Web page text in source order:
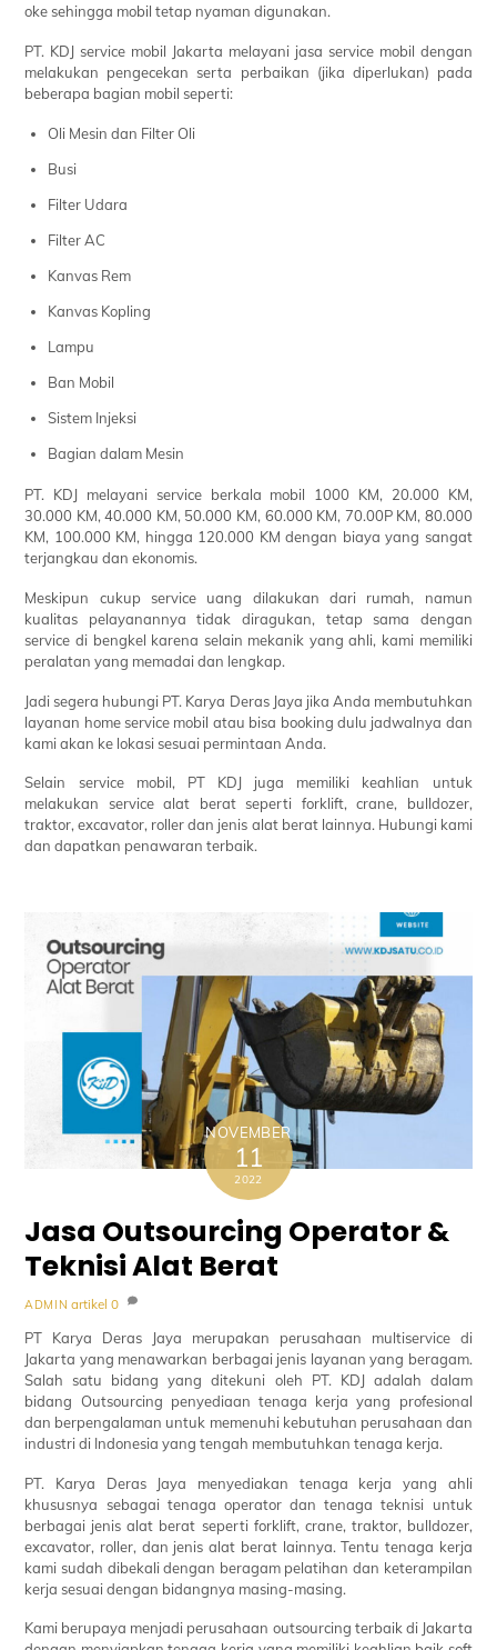
oke sehingga mobil tetap nyaman digunakan.
PT. KDJ service mobil Jakarta melayani jasa service mobil dengan
melakukan pengecekan serta perbaikan (jika diperlukan) pada
beberapa bagian mobil seperti:
Oli Mesin dan Filter Oli
Busi
Filter Udara
Filter AC
Kanvas Rem
Kanvas Kopling
Lampu
Ban Mobil
Sistem Injeksi
Bagian dalam Mesin
PT. KDJ melayani service berkala mobil 1000 KM, 20.000 KM,
30.000 KM, 40.000 KM, 50.000 KM, 60.000 KM, 70.00P KM, 80.000
KM, 100.000 KM, hingga 120.000 KM dengan biaya yang sangat
terjangkau dan ekonomis.
Meskipun cukup service uang dilakukan dari rumah, namun
kualitas pelayanannya tidak diragukan, tetap sama dengan
service di bengkel karena selain mekanik yang ahli, kami memiliki
peralatan yang memadai dan lengkap.
Jadi segera hubungi PT. Karya Deras Jaya jika Anda membutuhkan
layanan home service mobil atau bisa booking dulu jadwalnya dan
kami akan ke lokasi sesuai permintaan Anda.
Selain service mobil, PT KDJ juga memiliki keahlian untuk
melakukan service alat berat seperti forklift, crane, bulldozer,
traktor, excavator, roller dan jenis alat berat lainnya. Hubungi kami
dan dapatkan penawaran terbaik.
NOVEMBER
11
2022
Jasa Outsourcing Operator &
Teknisi Alat Berat
ADMIN artikel 0
PT Karya Deras Jaya merupakan perusahaan multiservice di
Jakarta yang menawarkan berbagai jenis layanan yang beragam.
Salah satu bidang yang ditekuni oleh PT. KDJ adalah dalam
bidang Outsourcing penyediaan tenaga kerja yang profesional
dan berpengalaman untuk memenuhi kebutuhan perusahaan dan
industri di Indonesia yang tengah membutuhkan tenaga kerja.
PT. Karya Deras Jaya menyediakan tenaga kerja yang ahli
khususnya sebagai tenaga operator dan tenaga teknisi untuk
berbagai jenis alat berat seperti forklift, crane, traktor, bulldozer,
excavator, roller, dan jenis alat berat lainnya. Tentu tenaga kerja
kami sudah dibekali dengan beragam pelatihan dan keterampilan
kerja sesuai dengan bidangnya masing-masing.
Kami berupaya menjadi perusahaan outsourcing terbaik di Jakarta